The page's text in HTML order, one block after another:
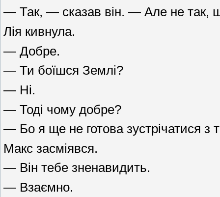
— Так, — сказав він. — Але не так,
Лія кивнула.
— Добре.
— Ти боїшся Землі?
— Ні.
— Тоді чому добре?
— Бо я ще не готова зустрічатися з
Макс засміявся.
— Він тебе зненавидить.
— Взаємно.